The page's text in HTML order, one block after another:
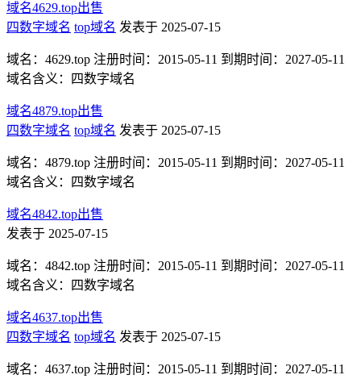
域名4629.top出售
四数字域名 top域名 发表于 2025-07-15
域名：4629.top 注册时间：2015-05-11 到期时间：2027-05-11
域名含义：四数字域名
域名4879.top出售
四数字域名 top域名 发表于 2025-07-15
域名：4879.top 注册时间：2015-05-11 到期时间：2027-05-11
域名含义：四数字域名
域名4842.top出售
发表于 2025-07-15
域名：4842.top 注册时间：2015-05-11 到期时间：2027-05-11
域名含义：四数字域名
域名4637.top出售
四数字域名 top域名 发表于 2025-07-15
域名：4637.top 注册时间：2015-05-11 到期时间：2027-05-11